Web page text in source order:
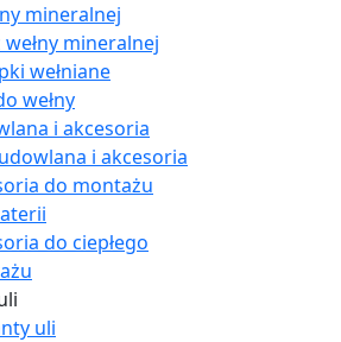
mineralnej
wełny mineralnej
wełniane
wełny
i akcesoria
i akcesoria
do montażu
do ciepłego
uli